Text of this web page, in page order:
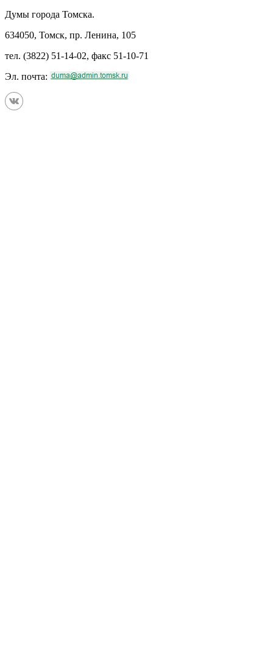
Думы города Томска.
634050, Томск, пр. Ленина, 105
тел. (3822) 51-14-02, факс 51-10-71
Эл. почта: